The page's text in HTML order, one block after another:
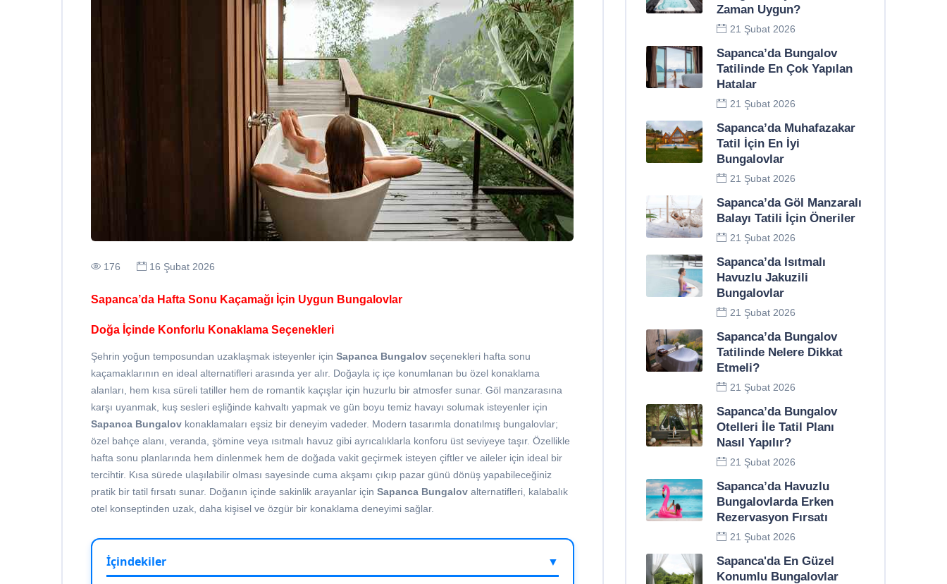
176 16 Şubat 2026
Sapanca’da Hafta Sonu Kaçamağı İçin Uygun Bungalovlar
Doğa İçinde Konforlu Konaklama Seçenekleri
Şehrin yoğun temposundan uzaklaşmak isteyenler için Sapanca Bungalov seçenekleri hafta sonu
kaçamaklarının en ideal alternatifleri arasında yer alır. Doğayla iç içe konumlanan bu özel konaklama
alanları, hem kısa süreli tatiller hem de romantik kaçışlar için huzurlu bir atmosfer sunar. Göl manzarasına
karşı uyanmak, kuş sesleri eşliğinde kahvaltı yapmak ve gün boyu temiz havayı solumak isteyenler için
Sapanca Bungalov konaklamaları eşsiz bir deneyim vadeder. Modern tasarımla donatılmış bungalovlar;
özel bahçe alanı, veranda, şömine veya ısıtmalı havuz gibi ayrıcalıklarla konforu üst seviyeye taşır. Özellikle
hafta sonu planlarında hem dinlenmek hem de doğada vakit geçirmek isteyen çiftler ve aileler için ideal bir
tercihtir. Kısa sürede ulaşılabilir olması sayesinde cuma akşamı çıkıp pazar günü dönüş yapabileceğiniz
pratik bir tatil fırsatı sunar. Doğanın içinde sakinlik arayanlar için Sapanca Bungalov alternatifleri, kalabalık
otel konseptinden uzak, daha kişisel ve özgür bir konaklama deneyimi sağlar.
İçindekiler ▼
Zaman Uygun?
21 Şubat 2026
Sapanca’da Bungalov
Tatilinde En Çok Yapılan
Hatalar
21 Şubat 2026
Sapanca’da Muhafazakar
Tatil İçin En İyi
Bungalovlar
21 Şubat 2026
Sapanca’da Göl Manzaralı
Balayı Tatili İçin Öneriler
21 Şubat 2026
Sapanca’da Isıtmalı
Havuzlu Jakuzili
Bungalovlar
21 Şubat 2026
Sapanca’da Bungalov
Tatilinde Nelere Dikkat
Etmeli?
21 Şubat 2026
Sapanca’da Bungalov
Otelleri İle Tatil Planı
Nasıl Yapılır?
21 Şubat 2026
Sapanca’da Havuzlu
Bungalovlarda Erken
Rezervasyon Fırsatı
21 Şubat 2026
Sapanca'da En Güzel
Konumlu Bungalovlar